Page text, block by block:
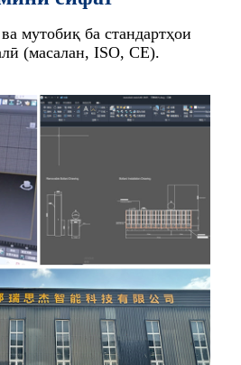
мутобиқ ба стандартҳои
(масалан, ISO, CE).